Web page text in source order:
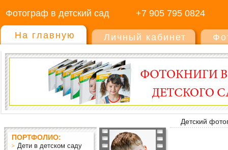
Фотограф в детский сад +7 905 795 0824
На главную Личный кабинет
Детский
ПОРТФОЛИО:
Дети в детском саду